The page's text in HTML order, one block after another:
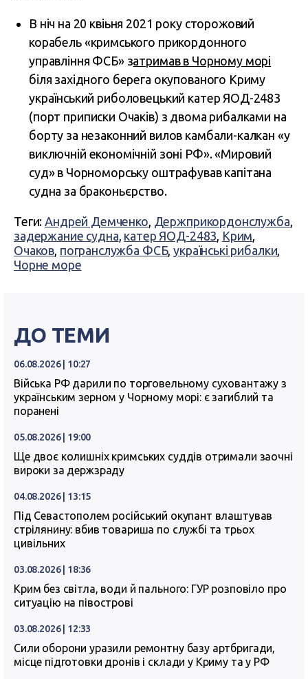
В ніч на 20 квіьня 2021 року сторожовий
корабель «кримського прикордонного
управління ФСБ» затримав в Чорному морі
біля західного берега окупованого Криму
український риболовецький катер ЯОД-2483
(порт приписки Очаків) з двома рибалками на
борту за незаконний вилов камбали-калкан «у
виключній економічній зоні РФ». «Мировий
суд» в Чорноморську оштрафував капітана
судна за браконьєрство.
Теги:Андрей Демченко, Держприкордонслужба,
задержание судна, катер ЯОД-2483, Крим,
Очаков, погранслужба ФСБ,українські рибалки,
Чорне море
ДО ТЕМИ
06.08.2026 | 10:27
Війська РФ дарили по торговельному суховантажу з
українським зерном у Чорному морі: є загиблий та
поранені
05.08.2026 | 19:00
Ще двоє колишніх кримських суддів отримали заочні
вироки за держзраду
04.08.2026 | 13:15
Під Севастополем російський окупант влаштував
стрілянину: вбив товариша по службі та трьох
цивільних
03.08.2026 | 18:36
Крим без світла, води й пального: ГУР розповіло про
ситуацію на півострові
03.08.2026 | 12:33
Сили оборони уразили ремонтну базу артбригади,
місце підготовки дронів і склади у Криму та у РФ